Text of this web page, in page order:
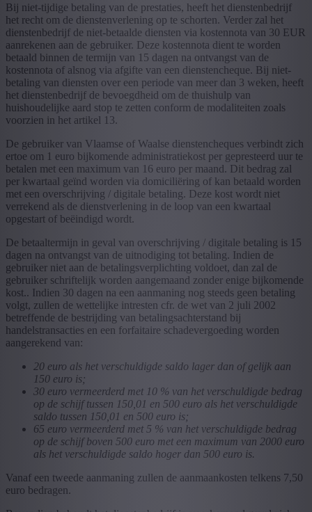
Bij niet-tijdige betaling van de prestaties, heeft het dienstenbedrijf
het recht om de dienstenverlening op te schorten. Verder zal het
dienstenbedrijf de niet-betaalde diensten via kostennota van 30 EUR
aanrekenen aan de gebruiker. Deze kostennota dient te worden
betaald binnen de termijn van 15 dagen na ontvangst van de
kostennota of alsnog via afgifte van een dienstencheque. Bij niet-
betaling van diensten over een periode van meer dan 3 weken, heeft
het dienstenbedrijf de bevoegdheid om de thuishulp van
huishoudelijke aard stop te zetten conform de modaliteiten zoals
voorzien in het artikel 13.
De gebruiker van Vlaamse of Waalse dienstencheques verbindt zich
ertoe om 1 euro bijkomende administratiekost per gepresteerd uur te
betalen met een maximum van 16 euro per maand. Dit bedrag zal
per kwartaal geïnd worden via domiciliëring of kan betaald worden
met een overschrijving / digitale betaling. Deze kost wordt niet
verrekend als de dienstverlening in de loop van een kwartaal
opgestart of beëindigd wordt.
De betaaltermijn in geval van overschrijving / digitale betaling is 15
dagen na ontvangst van de uitnodiging tot betaling. Indien de
gebruiker niet aan de betalingsverplichting voldoet, dan zal de
gebruiker schriftelijk worden aangemaand zonder enige bijkomende
kost.. Indien 30 dagen na een aanmaning nog steeds geen betaling
volgt, zullen de wettelijke intresten cfr. de wet van 2 juli 2002
betreffende de bestrijding van betalingsachterstand bij
handelstransacties en een forfaitaire schadevergoeding worden
aangerekend van:
20 euro als het verschuldigde saldo lager dan of gelijk aan
150 euro is;
30 euro vermeerderd met 10 % van het verschuldigde bedrag
op de schijf tussen 150,01 en 500 euro als het verschuldigde
saldo tussen 150,01 en 500 euro is;
65 euro vermeerderd met 5 % van het verschuldigde bedrag
op de schijf boven 500 euro met een maximum van 2000 euro
als het verschuldigde saldo hoger dan 500 euro is.
Vanaf een tweede aanmaning zullen de aanmaankosten telkens 7,50
euro bedragen.